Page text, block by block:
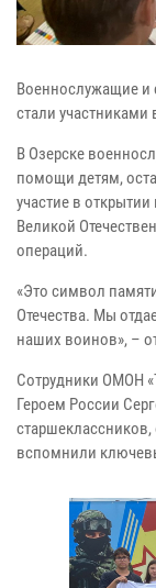
Военнослужащие и
стали участниками
В Озерске
помощи детям,
участие в
Великой
операций.
«Это символ
Отечества. Мы
наших воинов», –
Сотрудники ОМОН
Героем России
вспомнили